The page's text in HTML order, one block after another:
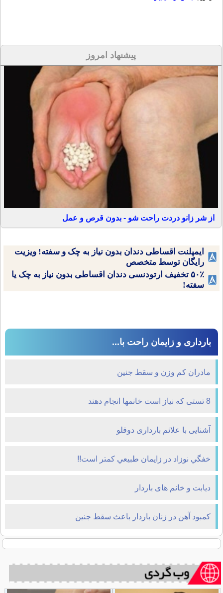
پیشنهاد امروز
از شر زانو دردت راحت شو - بدون قرص و عمل
ایمپلنت اقساطی دندان بدون نیاز به چک و سفته! ویزیت
رایگان توسط متخصص
۵۰٪ تخفیف ارتودنسی دندان اقساطی بدون نیاز به چک یا
سفته!
بارداری و زایمان راحت با...
مادران کم وزن و سقط جنین
8 تستی که نیاز است خانمها انجام دهند
آشنایی با علائم بارداری دوقلو
خفگي نوزاد در زايمان طبيعي کمتر است!!
ديابت و خانم های باردار
كمبود آهن در زنان باردار باعث سقط جنين